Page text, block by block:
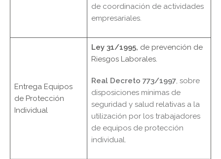
de coordinación de actividades
empresariales.
Entrega Equipos
de Protección
Individual
Ley 31/1995, de prevención de
Riesgos Laborales.
Real Decreto 773/1997, sobre
disposiciones mínimas de
seguridad y salud relativas a la
utilización por los trabajadores
de equipos de protección
individual.